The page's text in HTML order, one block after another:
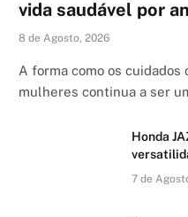
vida saudável por
8 de Agosto, 2026
A forma como os cuidados
mulheres continua a ser
Honda
7 de